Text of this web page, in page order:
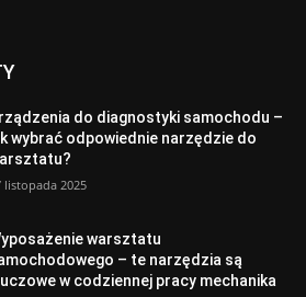
do diagnostyki samochodu –
wybrać odpowiednie narzędzie do
listopada 2025
warsztatu
– te narzędzia są
w codziennej pracy mechanika